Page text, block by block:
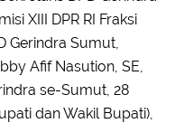
XIII DPR RI Fraksi
Gerindra Sumut,
Afif Nasution, SE,
se-Sumut, 28
dan Wakil Bupati),